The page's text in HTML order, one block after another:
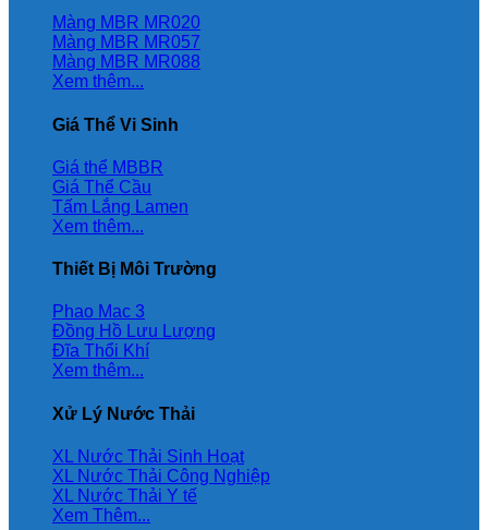
Màng MBR MR020
Màng MBR MR057
Màng MBR MR088
Xem thêm...
Giá Thể Vi Sinh
Giá thể MBBR
Giá Thể Cầu
Tấm Lắng Lamen
Xem thêm...
Thiết Bị Môi Trường
Phao Mac 3
Đồng Hồ Lưu Lượng
Đĩa Thổi Khí
Xem thêm...
Xử Lý Nước Thải
XL Nước Thải Sinh Hoạt
XL Nước Thải Công Nghiệp
XL Nước Thải Y tế
Xem Thêm...